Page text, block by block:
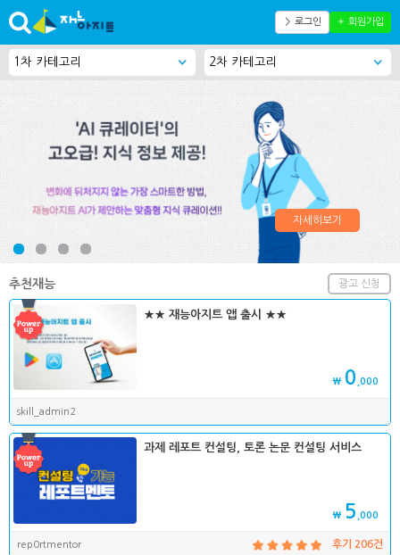
＞ 로그인 ＋ 회원가입
자세히보기
광고 신청
추천재능
★★ 재능아지트 앱 출시 ★★
₩ 0 ,000
skill_admin2
과제 레포트 컨설팅, 토론 논문 컨설팅 서비스
₩ 5 ,000
rep0rtmentor 후기 206건